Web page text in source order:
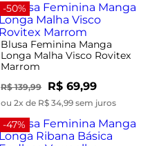
-50%
Blusa Feminina Manga
Longa Malha Visco Rovitex
Marrom
R$ 139,99 R$ 69,99
ou 2x de R$ 34,99 sem juros
-47%